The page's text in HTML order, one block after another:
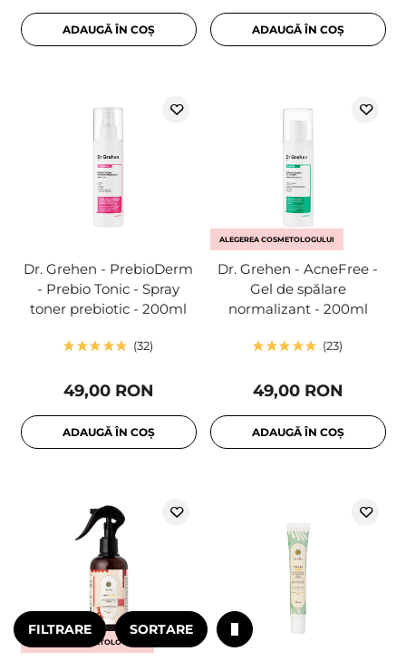
ADAUGĂ ÎN COȘ ADAUGĂ ÎN COȘ
Dr. Grehen - PrebioDerm
- Prebio Tonic - Spray
toner prebiotic - 200ml
32
49,00 RON
ADAUGĂ ÎN COȘ
ALEGEREA COSMETOLOGULUI
Dr. Grehen - AcneFree -
Gel de spălare
normalizant - 200ml
23
49,00 RON
ADAUGĂ ÎN COȘ
ALEGEREA COSMETOLOGULUI
FILTRARE SORTARE